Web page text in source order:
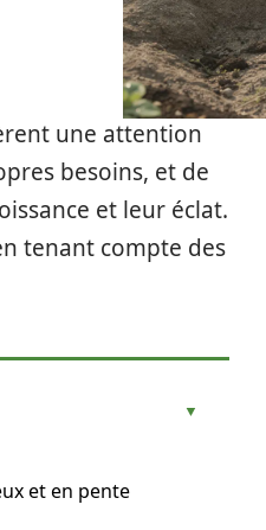
une attention
besoins, et de
et leur éclat.
tenant compte des
et en pente